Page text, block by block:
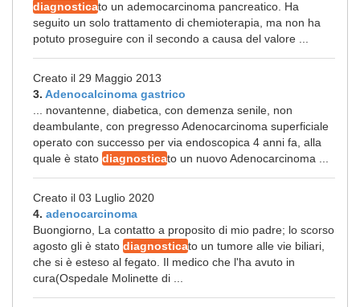
diagnosticato un ademocarcinoma pancreatico. Ha
seguito un solo trattamento di chemioterapia, ma non ha
potuto proseguire con il secondo a causa del valore ...
Creato il 29 Maggio 2013
3. Adenocalcinoma gastrico
... novantenne, diabetica, con demenza senile, non
deambulante, con pregresso Adenocarcinoma superficiale
operato con successo per via endoscopica 4 anni fa, alla
quale è stato diagnosticato un nuovo Adenocarcinoma ...
Creato il 03 Luglio 2020
4. adenocarcinoma
Buongiorno, La contatto a proposito di mio padre; lo scorso
agosto gli è stato diagnosticato un tumore alle vie biliari,
che si è esteso al fegato. Il medico che l'ha avuto in
cura(Ospedale Molinette di ...